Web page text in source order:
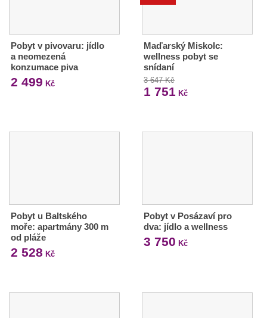
Pobyt v pivovaru: jídlo
a neomezená
konzumace piva
2 499 Kč
Maďarský Miskolc:
wellness pobyt se
snídaní
3 647 Kč
1 751 Kč
Pobyt u Baltského
moře: apartmány 300 m
od pláže
2 528 Kč
Pobyt v Posázaví pro
dva: jídlo a wellness
3 750 Kč